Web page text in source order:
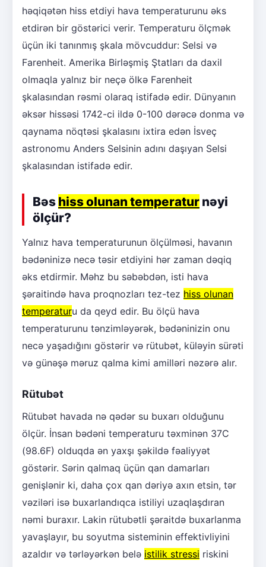
həqiqətən hiss etdiyi hava temperaturunu əks
etdirən bir göstərici verir. Temperaturu ölçmək
üçün iki tanınmış şkala mövcuddur: Selsi və
Farenheit. Amerika Birləşmiş Ştatları da daxil
olmaqla yalnız bir neçə ölkə Farenheit
şkalasından rəsmi olaraq istifadə edir. Dünyanın
əksər hissəsi 1742-ci ildə 0-100 dərəcə donma və
qaynama nöqtəsi şkalasını ixtira edən İsveç
astronomu Anders Selsinin adını daşıyan Selsi
şkalasından istifadə edir.
Bəs hiss olunan temperatur nəyi
ölçür?
Yalnız hava temperaturunun ölçülməsi, havanın
bədəninizə necə təsir etdiyini hər zaman dəqiq
əks etdirmir. Məhz bu səbəbdən, isti hava
şəraitində hava proqnozları tez-tez hiss olunan
temperaturu da qeyd edir. Bu ölçü hava
temperaturunu tənzimləyərək, bədəninizin onu
necə yaşadığını göstərir və rütubət, küləyin sürəti
və günəşə məruz qalma kimi amilləri nəzərə alır.
Rütubət
Rütubət havada nə qədər su buxarı olduğunu
ölçür. İnsan bədəni temperaturu təxminən 37C
(98.6F) olduqda ən yaxşı şəkildə fəaliyyət
göstərir. Sərin qalmaq üçün qan damarları
genişlənir ki, daha çox qan dəriyə axın etsin, tər
vəziləri isə buxarlandıqca istiliyi uzaqlaşdıran
nəmi buraxır. Lakin rütubətli şəraitdə buxarlanma
yavaşlayır, bu soyutma sisteminin effektivliyini
azaldır və tərləyərkən belə istilik stressi riskini